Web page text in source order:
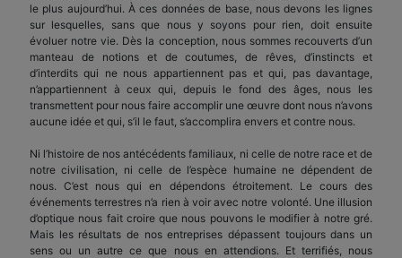
le plus aujourd’hui. À ces données de base, nous devons les lignes
sur lesquelles, sans que nous y soyons pour rien, doit ensuite
évoluer notre vie. Dès la conception, nous sommes recouverts d’un
manteau de notions et de coutumes, de rêves, d’ins­tincts et
d’interdits qui ne nous appartiennent pas et qui, pas davantage,
n’appartiennent à ceux qui, depuis le fond des âges, nous les
transmettent pour nous faire accomplir une œuvre dont nous n’avons
aucune idée et qui, s’il le faut, s’accomplira envers et contre nous.
Ni l’histoire de nos antécédents familiaux, ni celle de notre race et de
notre civilisation, ni celle de l’espèce humaine ne dépendent de
nous. C’est nous qui en dépendons étroitement. Le cours des
événements terrestres n’a rien à voir avec notre volonté. Une illusion
d’optique nous fait croire que nous pouvons le modifier à notre gré.
Mais les ré­sultats de nos entreprises dépassent toujours dans un
sens ou un autre ce que nous en attendions. Et terrifiés, nous